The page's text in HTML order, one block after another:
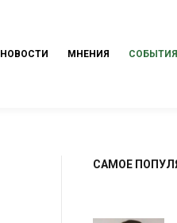
НОВОСТИ МНЕНИЯ СОБЫТИЯ
САМОЕ